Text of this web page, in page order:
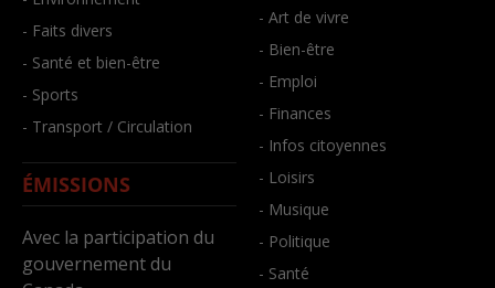
- Faits divers
- Santé et bien-être
- Sports
- Transport / Circulation
ÉMISSIONS
Avec la participation du
gouvernement du
- Art de vivre
- Bien-être
- Emploi
- Finances
- Infos citoyennes
- Loisirs
- Musique
- Politique
- Santé